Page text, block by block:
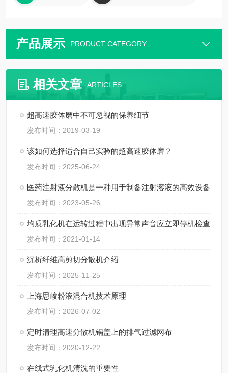
产品展示 PRODUCT CATEGORY
相关文章 ARTICLES
超高速胶体磨中不可忽视的保养细节
发布时间：2019-03-19
该如何选择适合自己实验的超高速胶体磨？
发布时间：2025-06-24
医药注射液分散机是一种用于制备注射溶液的高效设备
发布时间：2023-05-26
均质乳化机在运转过程中出现异常声音应立即停机检查
发布时间：2021-01-14
沉析纤维高剪切分散机介绍
发布时间：2025-11-25
上海思峻粉液混合机技术原理
发布时间：2026-07-02
定时清理高速分散机锅盖上的排气过滤网布
发布时间：2020-12-22
在线式乳化机清洗的重要性